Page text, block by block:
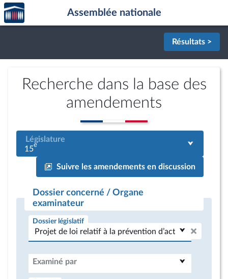
Aller au contenu
Aller en bas de la page
Accèder
à la
page
Assemblée nationale
Résultats >
Recherche dans la base des
amendements
Législature
15e
Suivre les amendements en discussion
Dossier concerné / Organe
examinateur
Dossier législatif
Examiné par